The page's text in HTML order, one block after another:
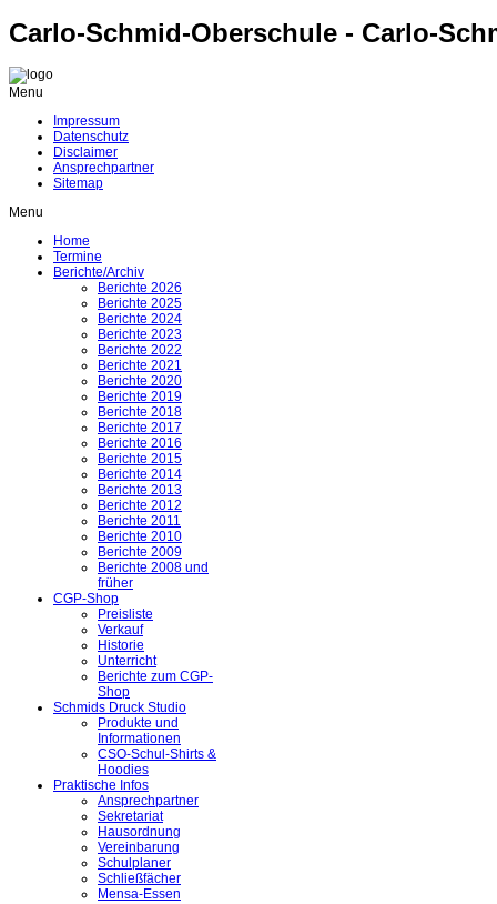
Carlo-Schmid-Oberschule - Carlo-
Menu
Impressum
Datenschutz
Disclaimer
Ansprechpartner
Sitemap
Menu
Home
Termine
Berichte/Archiv
Berichte 2026
Berichte 2025
Berichte 2024
Berichte 2023
Berichte 2022
Berichte 2021
Berichte 2020
Berichte 2019
Berichte 2018
Berichte 2017
Berichte 2016
Berichte 2015
Berichte 2014
Berichte 2013
Berichte 2012
Berichte 2011
Berichte 2010
Berichte 2009
Berichte 2008 und
früher
CGP-Shop
Preisliste
Verkauf
Historie
Unterricht
Berichte zum CGP-
Shop
Schmids Druck Studio
Produkte und
Informationen
CSO-Schul-Shirts &
Hoodies
Praktische Infos
Ansprechpartner
Sekretariat
Hausordnung
Vereinbarung
Schulplaner
Schließfächer
Mensa-Essen